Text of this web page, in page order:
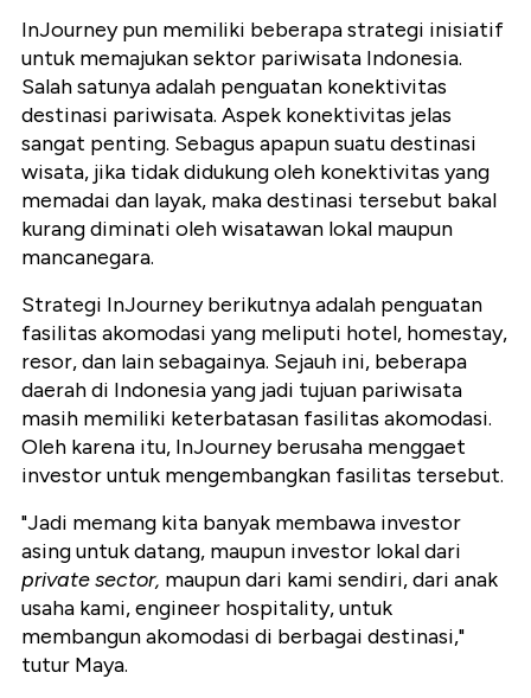
InJourney pun memiliki beberapa strategi inisiatif
untuk memajukan sektor pariwisata Indonesia.
Salah satunya adalah penguatan konektivitas
destinasi pariwisata. Aspek konektivitas jelas
sangat penting. Sebagus apapun suatu destinasi
wisata, jika tidak didukung oleh konektivitas yang
memadai dan layak, maka destinasi tersebut bakal
kurang diminati oleh wisatawan lokal maupun
mancanegara.
Strategi InJourney berikutnya adalah penguatan
fasilitas akomodasi yang meliputi hotel, homestay,
resor, dan lain sebagainya. Sejauh ini, beberapa
daerah di Indonesia yang jadi tujuan pariwisata
masih memiliki keterbatasan fasilitas akomodasi.
Oleh karena itu, InJourney berusaha menggaet
investor untuk mengembangkan fasilitas tersebut.
"Jadi memang kita banyak membawa investor
asing untuk datang, maupun investor lokal dari
private sector, maupun dari kami sendiri, dari anak
usaha kami, engineer hospitality, untuk
membangun akomodasi di berbagai destinasi,"
tutur Maya.